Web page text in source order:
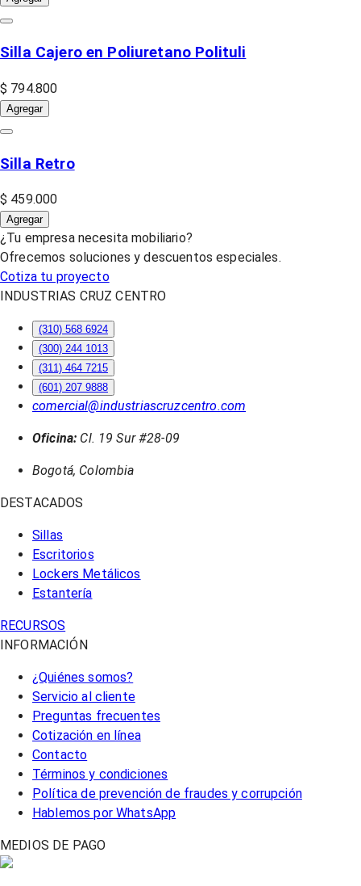
Silla Cajero en Poliuretano Polituli
$ 794.800
Agregar
Silla Retro
$ 459.000
Agregar
¿Tu empresa necesita mobiliario?
Ofrecemos soluciones y descuentos especiales.
Cotiza tu proyecto
INDUSTRIAS CRUZ CENTRO
(310) 568 6924
(300) 244 1013
(311) 464 7215
(601) 207 9888
comercial@industriascruzcentro.com
Oficina: Cl. 19 Sur #28-09
Bogotá, Colombia
DESTACADOS
Sillas
Escritorios
Lockers Metálicos
Estantería
RECURSOS
INFORMACIÓN
¿Quiénes somos?
Servicio al cliente
Preguntas frecuentes
Cotización en línea
Contacto
Términos y condiciones
Política de prevención de fraudes y corrupción
Hablemos por WhatsApp
MEDIOS DE PAGO